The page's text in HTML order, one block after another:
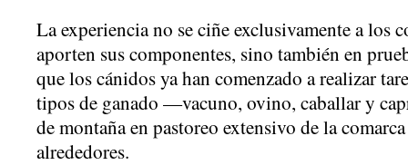
La experiencia no se ciñe exclusivamente a los
aporten sus componentes, sino también en
que los cánidos ya han comenzado a realizar
tipos de ganado —vacuno, ovino, caballar y
de montaña en pastoreo extensivo de la
alrededores.